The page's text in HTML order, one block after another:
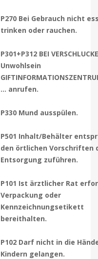
P270 Bei Gebrauch nicht
trinken oder rauchen.
P301+P312 BEI
Unwohlsein
… anrufen.
P330 Mund ausspülen.
P501 Inhalt/Behälter
den örtlichen Vorschriften
Entsorgung zuführen.
P101 Ist ärztlicher Rat
Verpackung oder
Kennzeichnungsetikett
bereithalten.
P102 Darf nicht in die
Kindern gelangen.